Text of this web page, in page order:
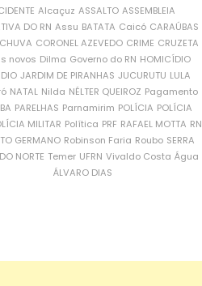
Alcaçuz ASSALTO ASSEMBLEIA
DO RN Assu BATATA Caicó CARAÚBAS
CORONEL AZEVEDO CRIME CRUZETA
novos Dilma Governo do RN HOMICÍDIO
JARDIM DE PIRANHAS JUCURUTU LULA
NATAL Nilda NÉLTER QUEIROZ Pagamento
PARELHAS Parnamirim POLÍCIA POLÍCIA
MILITAR Política PRF RAFAEL MOTTA RN
GERMANO Robinson Faria Roubo SERRA
NORTE Temer UFRN Vivaldo Costa Água
ÁLVARO DIAS